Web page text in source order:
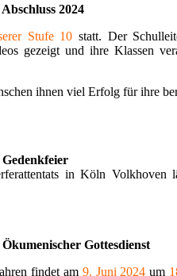
Abschluss 2024
Stufe 10 statt. Der
gezeigt und ihre Klassen
ihnen viel Erfolg für ihre
Gedenkfeier
in Köln
Ökumenischer Gottesdienst
findet am 9. Juni 2024 um